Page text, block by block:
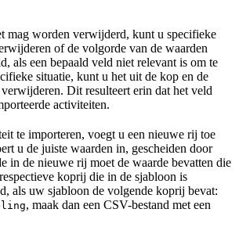
mag worden verwijderd, kunt u specifieke
of de volgorde van de waarden
als een bepaald veld niet relevant is om te
situatie, kunt u het uit de kop en de
Dit resulteert erin dat het veld
activiteiten.
te importeren, voegt u een nieuwe rij toe
u de juiste waarden in, gescheiden door
in de nieuwe rij moet de waarde bevatten die
koprij die in de sjabloon is
als uw sjabloon de volgende koprij bevat:
, maak dan een CSV-bestand met een